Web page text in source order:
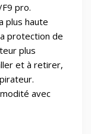
pro.
plus haute
protection de
plus
et à retirer,
avec